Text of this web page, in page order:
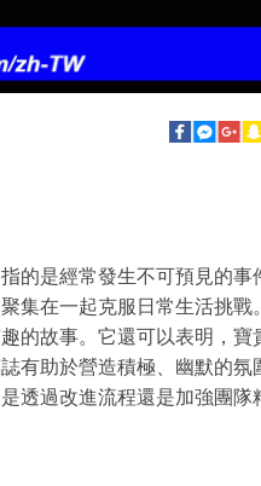
的是經常發生不可預見的事
集在一起克服日常生活挑戰
的故事。它還可以表明，寶
有助於營造積極、幽默的氛
透過改進流程還是加強團隊